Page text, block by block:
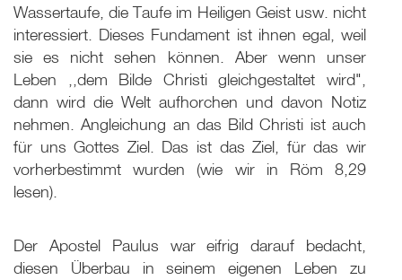
Wassertaufe, die Taufe im Heiligen Geist usw. nicht
interessiert. Dieses Fundament ist ihnen egal, weil
sie es nicht sehen können. Aber wenn unser
Leben ,,dem Bilde Christi gleichgestaltet wird",
dann wird die Welt aufhorchen und davon Notiz
nehmen. Angleichung an das Bild Christi ist auch
für uns Gottes Ziel. Das ist das Ziel, für das wir
vorherbestimmt wurden (wie wir in Röm 8,29
lesen).
Der Apostel Paulus war eifrig darauf bedacht,
diesen Überbau in seinem eigenen Leben zu